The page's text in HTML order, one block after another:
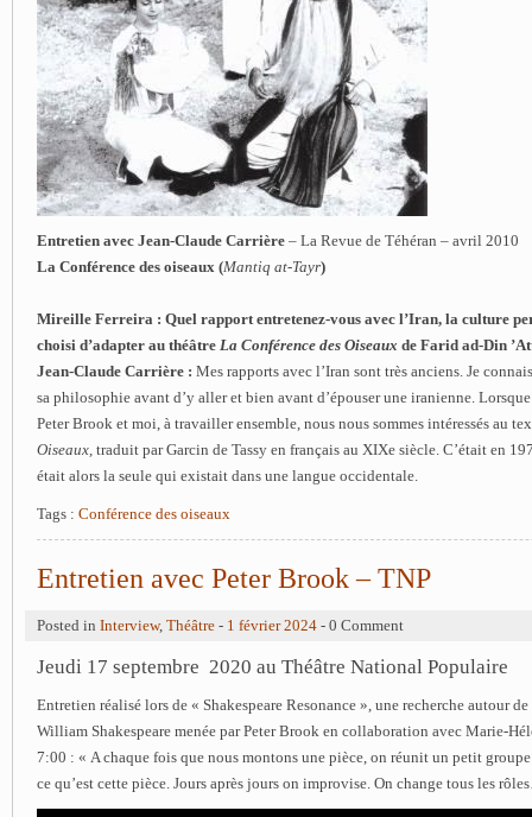
Entretien avec Jean-Claude Carrière – La Revue de Téhéran – avril 2010
La Conférence des oiseaux (Mantiq at-Tayr)
Mireille Ferreira : Quel rapport entretenez-vous avec l’Iran, la culture
choisi d’adapter au théâtre La Conférence des Oiseaux de Farid ad-Din
Jean-Claude Carrière : Mes rapports avec l’Iran sont très anciens. Je
sa philosophie avant d’y aller et bien avant d’épouser une iranienne.
Peter Brook et moi, à travailler ensemble, nous nous sommes intéressés au
Oiseaux, traduit par Garcin de Tassy en français au XIXe siècle. C’était en
était alors la seule qui existait dans une langue occidentale.
Tags : Conférence des oiseaux
Entretien avec Peter Brook – TNP
Posted in Interview, Théâtre - 1 février 2024 - 0 Comment
Jeudi 17 septembre 2020 au Théâtre National Populaire
Entretien réalisé lors de « Shakespeare Resonance », une recherche autour
William Shakespeare menée par Peter Brook en collaboration avec Marie-
7:00 : « A chaque fois que nous montons une pièce, on réunit un petit
ce qu’est cette pièce. Jours après jours on improvise. On change tous les